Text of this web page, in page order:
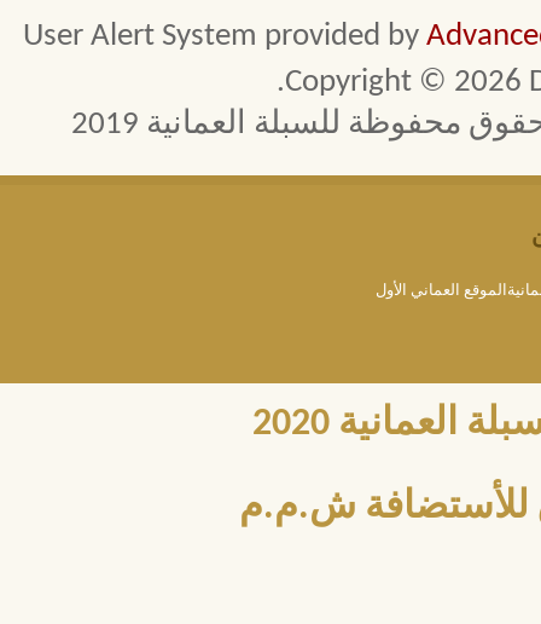
User Alert System provided by
Copyright © 2026
محفوظة للسبلة العمانية 2019
العماني الأول
2020
للأستضافة ش.م.م